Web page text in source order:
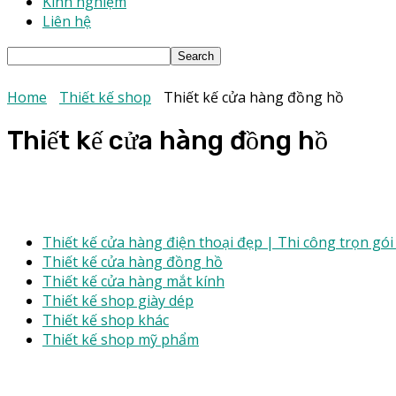
Liên hệ
Home Thiết kế shop Thiết kế cửa hàng đồng hồ
Thiết kế cửa hàng đồng hồ
Thiết kế cửa hàng điện thoại đẹp | Thi công trọn
Thiết kế cửa hàng đồng hồ
Thiết kế cửa hàng mắt kính
Thiết kế shop giày dép
Thiết kế shop khác
Thiết kế shop mỹ phẩm